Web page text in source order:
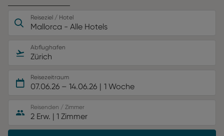
Reiseziel / Hotel
Mallorca - Alle Hotels
Abflughafen
Zürich
Reisezeitraum
07.06.26 – 14.06.26 1 Woche
Reisenden / Zimmer
2 Erw. | 1 Zimmer